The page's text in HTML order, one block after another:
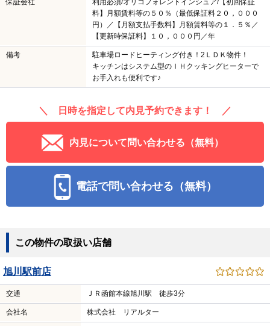
保証会社
利用必須/オリコフォレントインシュア/【初回保証
料】月額賃料等の５０％（最低保証料２０，０００
円）／【月額支払手数料】月額賃料等の１．５％／
【更新時保証料】１０，０００円／年
備考
駐車場ロードヒーティング付き！2ＬＤＫ物件！
キッチンはシステム型のＩＨクッキングヒーターで
お手入れも便利です♪
＼ 日時を指定して内見予約できます！ ／
内見について問い合わせる（無料）
電話で問い合わせる（無料）
この物件の取扱い店舗
旭川駅前店
交通 ＪＲ函館本線旭川駅 徒歩3分
会社名 株式会社 リアルター